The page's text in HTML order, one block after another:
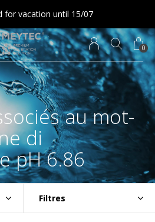
0
for vacation until 15/07
au mot-
di
pH 6.86
Filtres